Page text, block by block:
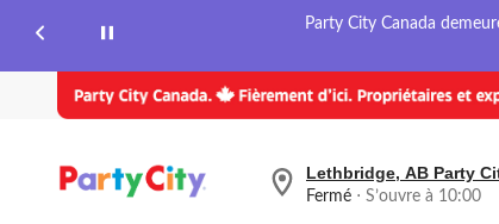
Party City Canada
votre
Lethbridge, AB Party
Fermé ⋅ S’ouvre à 10:00
page.